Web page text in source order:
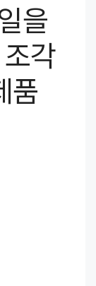
을
각
품